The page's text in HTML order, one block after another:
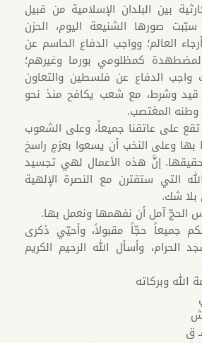
بين البلدان الإسلامية من قبيل
صورها الشنيعة اليوم، الحزن
العالم؛ وواجب الدفاع الحاسم عن
المضطهدة كمظلومي بورما وغيرهم؛
الدفاع عن فلسطين والتعاون
قيد وشرط، مع شعب يكافح منذ نحو
المغتصب.
على عاتقنا جميعاً، وعلى الشعوب
وعلى النخب أن يسعوا بعزمٍ راسخ
إنَّ هذه الأعمال لهي تجسيد
التي ستقترن مع النصرة الإلهية
بلا شك.
الحجّ آمل أن نفهمها ونعمل بها.
جميعاً حجّاً مقبولاً، وأحيّي ذكرى
وأسأل الله الرحيم الكريم
الله وبركاته